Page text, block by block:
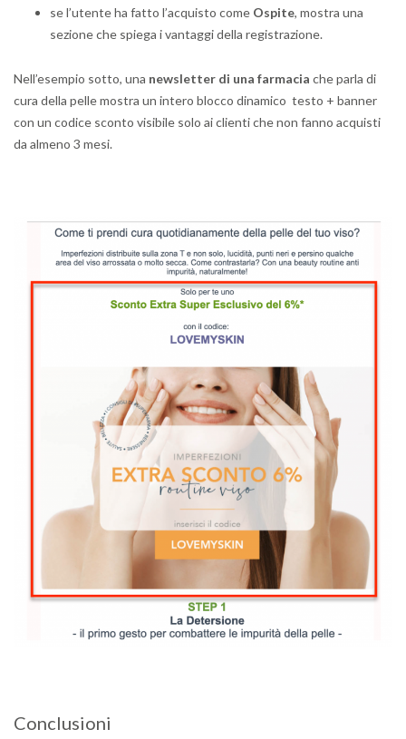
se l’utente ha fatto l’acquisto come Ospite, mostra una
sezione che spiega i vantaggi della registrazione.
Nell’esempio sotto, una newsletter di una farmacia che parla di
cura della pelle mostra un intero blocco dinamico testo + banner
con un codice sconto visibile solo ai clienti che non fanno acquisti
da almeno 3 mesi.
Conclusioni